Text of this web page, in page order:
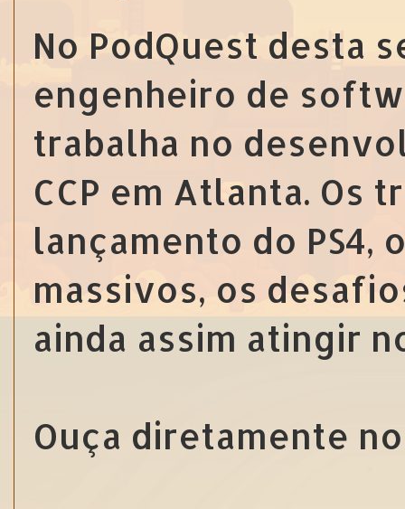
No PodQuest desta
engenheiro de
trabalha no
CCP em Atlanta. Os
lançamento do PS4,
massivos, os
ainda assim atingir
Ouça diretamente